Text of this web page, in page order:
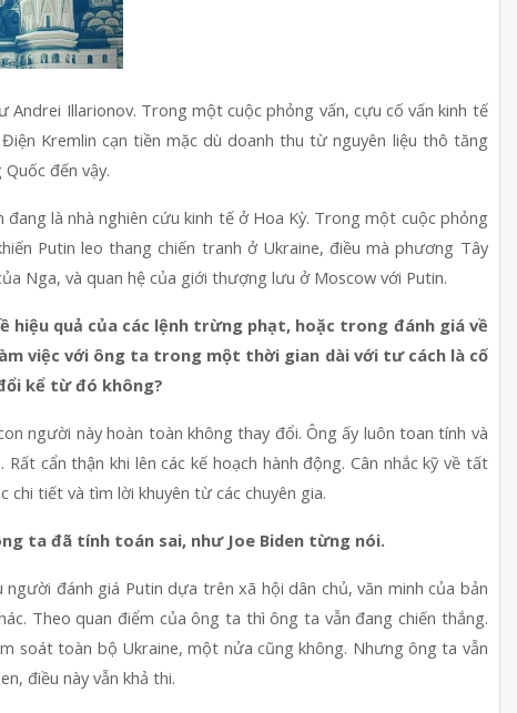
Illarionov. Trong một cuộc phỏng vấn, cựu cố vấn kinh tế
Kremlin cạn tiền mặc dù doanh thu từ nguyên liệu thô tăng
đến vậy.
là nhà nghiên cứu kinh tế ở Hoa Kỳ. Trong một cuộc phỏng
Putin leo thang chiến tranh ở Ukraine, điều mà phương Tây
Nga, và quan hệ của giới thượng lưu ở Moscow với Putin.
hiệu quả của các lệnh trừng phạt, hoặc trong đánh giá về
việc với ông ta trong một thời gian dài với tư cách là cố
kể từ đó không?
người này hoàn toàn không thay đổi. Ông ấy luôn toan tính và
cẩn thận khi lên các kế hoạch hành động. Cân nhắc kỹ về tất
chi tiết và tìm lời khuyên từ các chuyên gia.
ta đã tính toán sai, như Joe Biden từng nói.
đánh giá Putin dựa trên xã hội dân chủ, văn minh của bản
Theo quan điểm của ông ta thì ông ta vẫn đang chiến thắng.
soát toàn bộ Ukraine, một nửa cũng không. Nhưng ông ta vẫn
điều này vẫn khả thi.